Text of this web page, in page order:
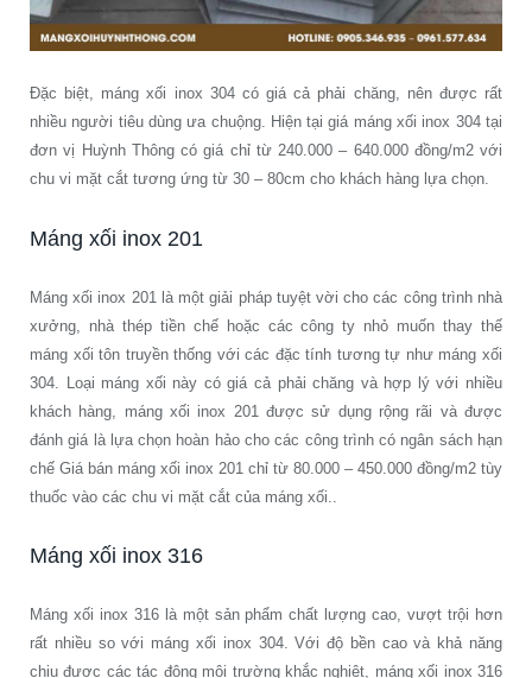
Đặc biệt, máng xối inox 304 có giá cả phải chăng, nên được rất
nhiều người tiêu dùng ưa chuộng. Hiện tại giá máng xối inox 304 tại
đơn vị Huỳnh Thông có giá chỉ từ 240.000 – 640.000 đồng/m2 với
chu vi mặt cắt tương ứng từ 30 – 80cm cho khách hàng lựa chọn.
Máng xối inox 201
Máng xối inox 201 là một giải pháp tuyệt vời cho các công trình nhà
xưởng, nhà thép tiền chế hoặc các công ty nhỏ muốn thay thế
máng xối tôn truyền thống với các đặc tính tương tự như máng xối
304. Loại máng xối này có giá cả phải chăng và hợp lý với nhiều
khách hàng, máng xối inox 201 được sử dụng rộng rãi và được
đánh giá là lựa chọn hoàn hảo cho các công trình có ngân sách hạn
chế Giá bán máng xối inox 201 chỉ từ 80.000 – 450.000 đồng/m2 tùy
thuốc vào các chu vi mặt cắt của máng xối..
Máng xối inox 316
Máng xối inox 316 là một sản phẩm chất lượng cao, vượt trội hơn
rất nhiều so với máng xối inox 304. Với độ bền cao và khả năng
chịu được các tác động môi trường khắc nghiệt, máng xối inox 316